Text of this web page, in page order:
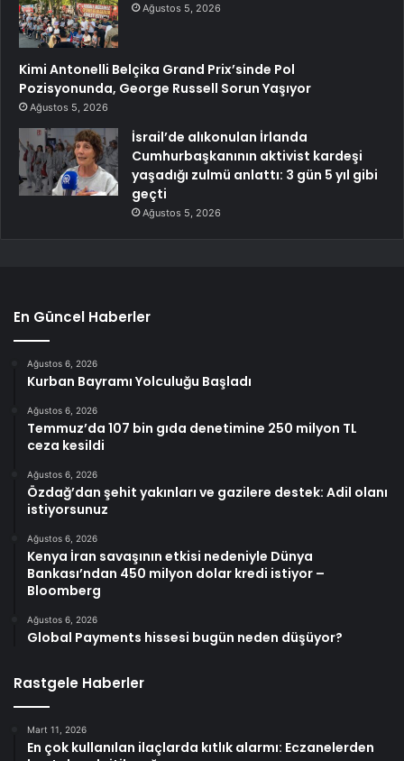
Ağustos 5, 2026
Kimi Antonelli Belçika Grand Prix’sinde Pol
Pozisyonunda, George Russell Sorun Yaşıyor
Ağustos 5, 2026
İsrail’de alıkonulan İrlanda
Cumhurbaşkanının aktivist kardeşi
yaşadığı zulmü anlattı: 3 gün 5 yıl gibi
geçti
Ağustos 5, 2026
En Güncel Haberler
Ağustos 6, 2026
Kurban Bayramı Yolculuğu Başladı
Ağustos 6, 2026
Temmuz’da 107 bin gıda denetimine 250 milyon TL
ceza kesildi
Ağustos 6, 2026
Özdağ’dan şehit yakınları ve gazilere destek: Adil olanı
istiyorsunuz
Ağustos 6, 2026
Kenya İran savaşının etkisi nedeniyle Dünya
Bankası’ndan 450 milyon dolar kredi istiyor –
Bloomberg
Ağustos 6, 2026
Global Payments hissesi bugün neden düşüyor?
Rastgele Haberler
Mart 11, 2026
En çok kullanılan ilaçlarda kıtlık alarmı: Eczanelerden